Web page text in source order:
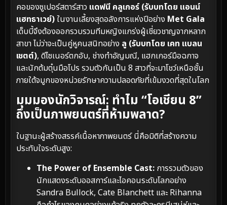
คอของซูเปอร์สตาร์สาว แดฟนี คลูเกอร์ (รับบทโดย แอนน์
แฮทธาเวย์)ในงานเลี้ยงสุดอลังการแห่งปีอย่าง Met Gala
เด็บบี้จึงต้องออกรวบรวมทีมหญิงแกร่งผู้เชี่ยวชาญจากหลาก
สาขา ไม่ว่าจะเป็นคู่หูคนสนิทอย่าง ลู (รับบทโดย เคท แบลน
เชตต์), ดีไซเนอร์ตกอับ, ช่างทำอัญมณี, แฮกเกอร์มือฉกาจ
และนักต้มตุ๋นมือโปร รวมตัวกันเป็น 8 สาวที่จะมาโชว์เหนือชั้น
ภายใต้จมูกของหน่วยรักษาความปลอดภัยที่เข้มงวดที่สุดในโลก
มุมมองนักวิจารณ์: ทำไม “โอเชียน 8”
ถึงเป็นภาพยนตร์ที่ห้ามพลาด?
ในฐานะผู้สร้างสรรค์เนื้อหาภาพยนตร์ นี่คือมิติที่สร้างความ
ประทับใจระดับสูง:
The Power of Ensemble Cast: การรวมตัวของ
นักแสดงระดับออสการ์และไอคอนระดับโลกอย่าง
Sandra Bullock, Cate Blanchett และ Rihanna